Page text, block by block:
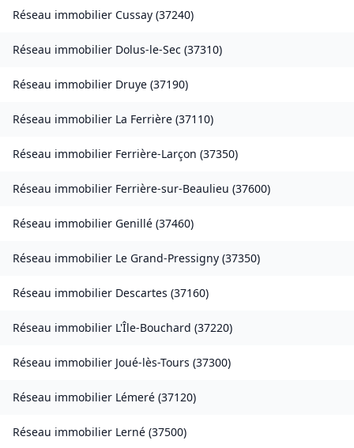
Réseau immobilier Cussay (37240)
Réseau immobilier Dolus-le-Sec (37310)
Réseau immobilier Druye (37190)
Réseau immobilier La Ferrière (37110)
Réseau immobilier Ferrière-Larçon (37350)
Réseau immobilier Ferrière-sur-Beaulieu (37600)
Réseau immobilier Genillé (37460)
Réseau immobilier Le Grand-Pressigny (37350)
Réseau immobilier Descartes (37160)
Réseau immobilier L'Île-Bouchard (37220)
Réseau immobilier Joué-lès-Tours (37300)
Réseau immobilier Lémeré (37120)
Réseau immobilier Lerné (37500)